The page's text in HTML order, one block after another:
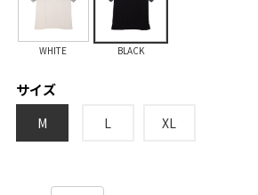
WHITE BLACK
サイズ
M L XL